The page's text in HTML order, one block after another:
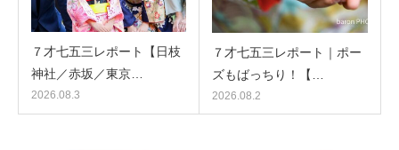
７才七五三レポート【日枝
神社／赤坂／東京…
2026.08.3
７才七五三レポート｜ポー
ズもばっちり！【…
2026.08.2